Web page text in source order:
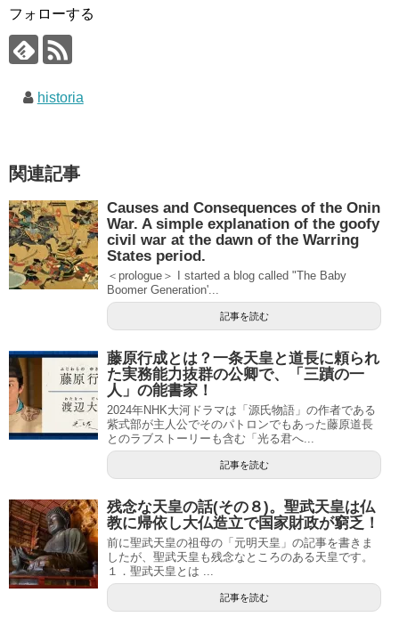
フォローする
historia
関連記事
Causes and Consequences of the Onin
War. A simple explanation of the goofy
civil war at the dawn of the Warring
States period.
＜prologue＞ I started a blog called "The Baby
Boomer Generation'...
記事を読む
藤原行成とは？一条天皇と道長に頼られ
た実務能力抜群の公卿で、「三蹟の一
人」の能書家！
2024年NHK大河ドラマは「源氏物語」の作者である
紫式部が主人公でそのパトロンでもあった藤原道長
とのラブストーリーも含む「光る君へ...
記事を読む
残念な天皇の話(その８)。聖武天皇は仏
教に帰依し大仏造立で国家財政が窮乏！
前に聖武天皇の祖母の「元明天皇」の記事を書きま
したが、聖武天皇も残念なところのある天皇です。
１．聖武天皇とは ...
記事を読む